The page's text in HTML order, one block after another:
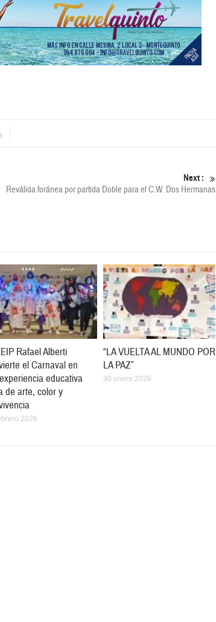
Next :
Reválida foránea por partida Doble para el C.W. Dos Hermanas
Rafael Alberti
el Carnaval en
educativa
de arte, color y
2026
“LA VUELTA AL MUNDO POR
LA PAZ”
30 enero 2026